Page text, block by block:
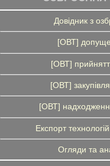
Довідник з
[ОВТ]
[ОВТ]
[ОВТ]
[ОВТ]
Експорт
Огляди та